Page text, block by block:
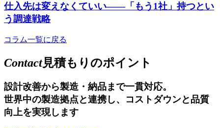
仕入先は変えなくていい——「もう1社」持つとい
う調達戦略
コラム一覧に戻る
Contact見積もりのポイント
設計改善から製造・納品まで一貫対応。
世界中の製造拠点と連携し、コストダウンと品質
向上を実現します